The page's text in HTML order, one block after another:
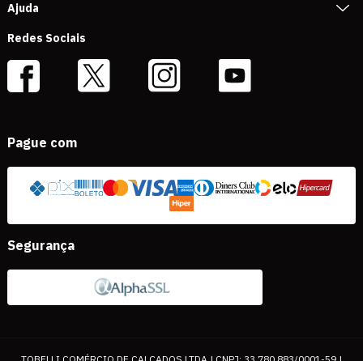
Ajuda
Redes Sociais
Pague com
Segurança